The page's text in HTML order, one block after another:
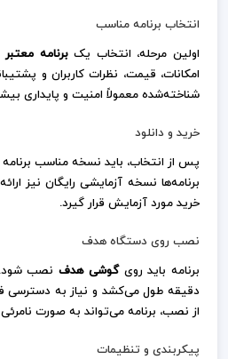
انتخاب برنامه مناسب
اولین مرحله، انتخاب یکبرنامه معتبر
امکانات، قیمت، نظرات کاربران و
شناخته‌شده معمولاً امنیت و پایداری
خرید و دانلود
پس از انتخاب، باید نسخه مناسب برنامه
برنامه‌ها نسخه آزمایشی رایگان نیز
خرید مورد آزمایش قرار گیرد.
نصب روی دستگاه هدف
برنامه باید رویگوشی هدفنصب شود.
دقیقه طول می‌کشد و نیاز به دسترسی
از نصب، برنامه می‌تواند به صورت
پیکربندی و تنظیمات